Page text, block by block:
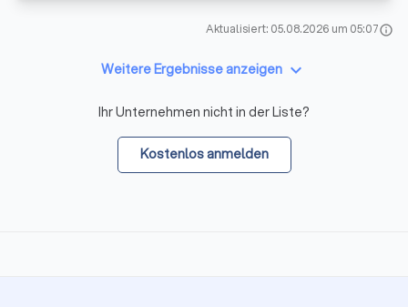
Aktualisiert: 05.08.2026 um 05:07info
Weitere Ergebnisse anzeigen keyboard_arrow_down
Ihr Unternehmen nicht in der Liste?
Kostenlos anmelden